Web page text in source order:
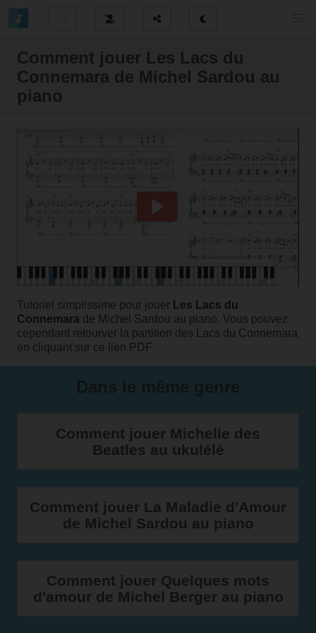
Comment jouer Les Lacs du
Connemara de Michel Sardou au
piano
Tutoriel simplissime pour jouer Les Lacs du
Connemara de Michel Sardou au piano. Vous pouvez
cependant retourver la partition des Lacs du Connemara
en cliquant sur ce lien PDF
Comment jouer Michelle des
Beatles au ukulélé
Comment jouer La Maladie d'Amour
de Michel Sardou au piano
Comment jouer Quelques mots
d'amour de Michel Berger au piano